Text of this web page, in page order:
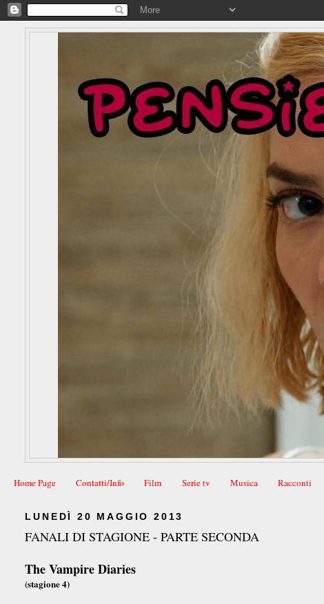
Home Page Contatti/Info Film Serie tv Musica Racconti
LUNEDÌ 20 MAGGIO 2013
FANALI DI STAGIONE - PARTE SECONDA
The Vampire Diaries
(stagione 4)